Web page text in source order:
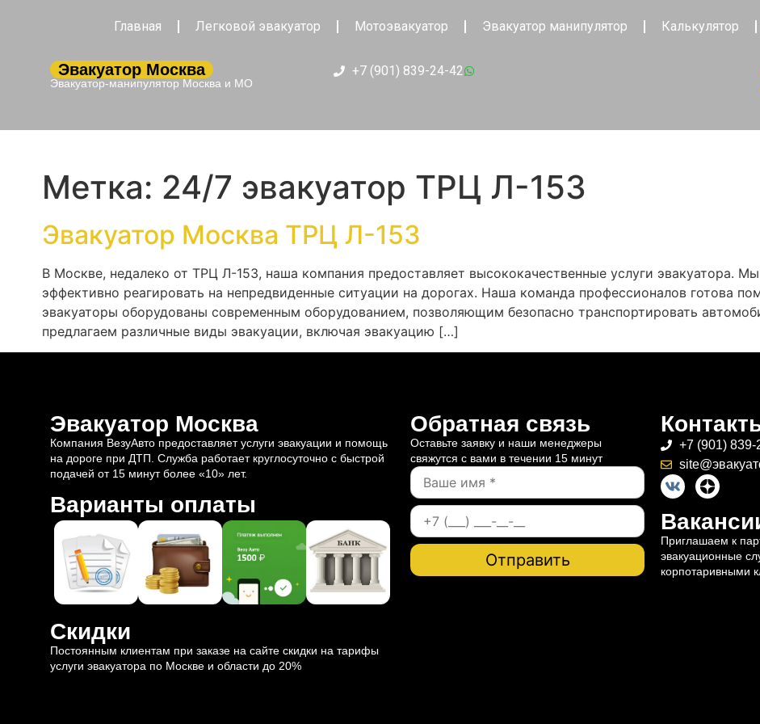
Главная Легковой эвакуатор Мотоэвакуатор Эвакуатор манипулятор Калькулятор
Эвакуатор Москва
Эвакуатор-манипулятор Москва и МО
+7 (901) 839-24-42
Метка: 24/7 эвакуатор ТРЦ Л-153
Эвакуатор Москва ТРЦ Л-153
В Москве, недалеко от ТРЦ Л-153, наша компания предоставляет высококачественные услуги эвакуатора.
эффективно реагировать на непредвиденные ситуации на дорогах. Наша команда профессионалов готова
эвакуаторы оборудованы современным оборудованием, позволяющим безопасно транспортировать
предлагаем различные виды эвакуации, включая эвакуацию […]
Эвакуатор Москва
Компания ВезуАвто предоставляет услуги эвакуации и помощь
на дороге при ДТП. Служба работает круглосуточно с быстрой
подачей от 15 минут более «10» лет.
Варианты оплаты
Скидки
Постоянным клиентам при заказе на сайте скидки на тарифы
услуги эвакуатора по Москве и области до 20%
Обратная связь
Оставьте заявку и наши менеджеры
свяжутся с вами в течении 15 минут
+7 (901) 839-
Приглашаем к
эвакуационные
корпотаривными